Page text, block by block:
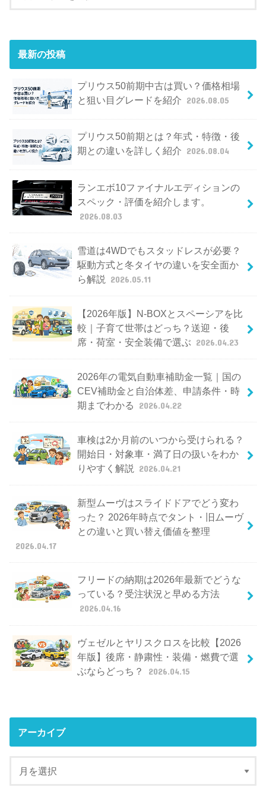
最新の投稿
プリウス50前期中古は買い？価格相場
と狙い目グレードを紹介 2026.08.05
プリウス50前期とは？年式・特徴・後
期との違いを詳しく紹介 2026.08.04
ランエボ10ファイナルエディションの
スペック・評価を紹介します。
2026.08.03
雪道は4WDでもスタッドレスが必要？
駆動方式と冬タイヤの違いを安全面か
ら解説
2026.05.11
【2026年版】N-BOXとスペーシアを比
較｜子育て世帯はどっち？送迎・後
席・荷室・安全装備で選ぶ 2026.04.23
2026年の電気自動車補助金一覧｜国の
CEV補助金と自治体差、申請条件・時
期までわかる
2026.04.22
車検は2か月前のいつから受けられる？
開始日・対象車・満了日の扱いをわか
りやすく解説
2026.04.21
新型ムーヴはスライドドアでどう変わ
った？ 2026年時点でタント・旧ムーヴ
との違いと買い替え価値を整理
2026.04.17
フリードの納期は2026年最新でどうな
っている？受注状況と早める方法
2026.04.16
ヴェゼルとヤリスクロスを比較【2026
年版】後席・静粛性・装備・燃費で選
ぶならどっち？
2026.04.15
アーカイブ